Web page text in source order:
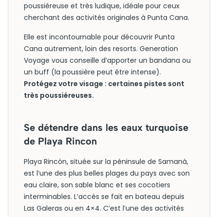
poussiéreuse et très ludique, idéale pour ceux
cherchant des activités originales à Punta Cana.
Elle est incontournable pour découvrir Punta
Cana autrement, loin des resorts. Generation
Voyage vous conseille d’apporter un bandana ou
un buff (la poussière peut être intense).
Protégez votre visage : certaines pistes sont
très poussiéreuses.
Se détendre dans les eaux turquoise
de Playa Rincon
Playa Rincón, située sur la péninsule de Samaná,
est l’une des plus belles plages du pays avec son
eau claire, son sable blanc et ses cocotiers
interminables. L’accès se fait en bateau depuis
Las Galeras ou en 4×4. C’est l’une des activités